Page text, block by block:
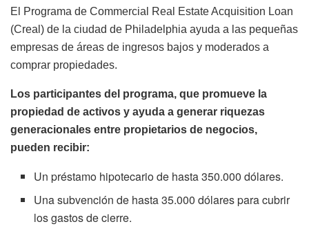
El Programa de Commercial Real Estate Acquisition Loan
(Creal) de la ciudad de Philadelphia ayuda a las pequeñas
empresas de áreas de ingresos bajos y moderados a
comprar propiedades.
Los participantes del programa, que promueve la
propiedad de activos y ayuda a generar riquezas
generacionales entre propietarios de negocios,
pueden recibir:
Un préstamo hipotecario de hasta 350.000 dólares.
Una subvención de hasta 35.000 dólares para cubrir
los gastos de cierre.